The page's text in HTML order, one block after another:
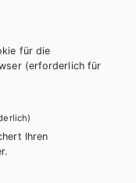
Solo
für die
(erforderlich für
Ihren